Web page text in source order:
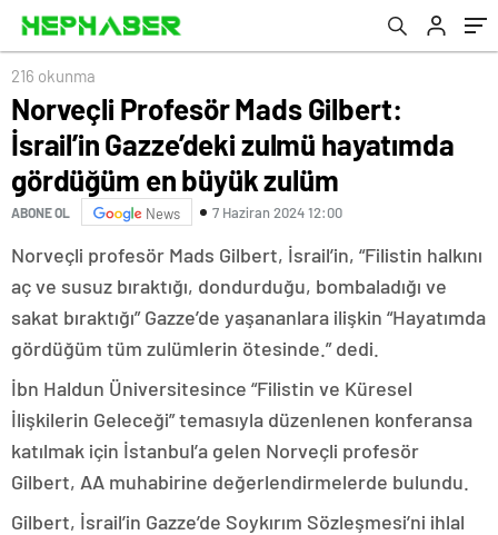
216 okunma
Norveçli Profesör Mads Gilbert:
İsrail’in Gazze’deki zulmü hayatımda
gördüğüm en büyük zulüm
ABONE OL News 7 Haziran 2024 12:00
Norveçli profesör Mads Gilbert, İsrail’in, “Filistin halkını
aç ve susuz bıraktığı, dondurduğu, bombaladığı ve
sakat bıraktığı” Gazze’de yaşananlara ilişkin “Hayatımda
gördüğüm tüm zulümlerin ötesinde.” dedi.
İbn Haldun Üniversitesince “Filistin ve Küresel
İlişkilerin Geleceği” temasıyla düzenlenen konferansa
katılmak için İstanbul’a gelen Norveçli profesör
Gilbert, AA muhabirine değerlendirmelerde bulundu.
Gilbert, İsrail’in Gazze’de Soykırım Sözleşmesi’ni ihlal